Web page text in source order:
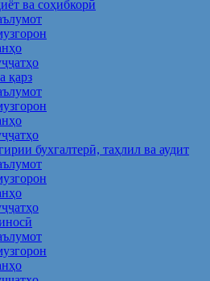
ва соҳибкорӣ
қарз
бухгалтерӣ, таҳлил ва аудит